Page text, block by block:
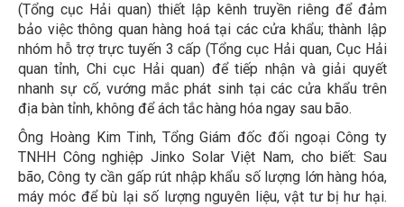
(Tổng cục Hải quan) thiết lập kênh truyền riêng để đảm
bảo việc thông quan hàng hoá tại các cửa khẩu; thành lập
nhóm hỗ trợ trực tuyến 3 cấp (Tổng cục Hải quan, Cục Hải
quan tỉnh, Chi cục Hải quan) để tiếp nhận và giải quyết
nhanh sự cố, vướng mắc phát sinh tại các cửa khẩu trên
địa bàn tỉnh, không để ách tắc hàng hóa ngay sau bão.
Ông Hoàng Kim Tinh, Tổng Giám đốc đối ngoại Công ty
TNHH Công nghiệp Jinko Solar Việt Nam, cho biết: Sau
bão, Công ty cần gấp rút nhập khẩu số lượng lớn hàng hóa,
máy móc để bù lại số lượng nguyên liệu, vật tư bị hư hại.